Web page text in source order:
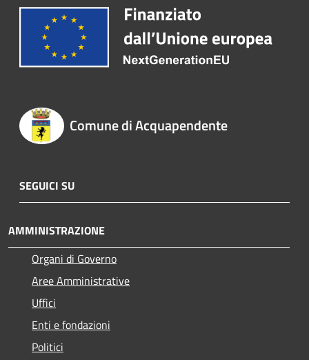
Comune di Acquapendente
SEGUICI SU
AMMINISTRAZIONE
Organi di Governo
Aree Amministrative
Uffici
Enti e fondazioni
Politici